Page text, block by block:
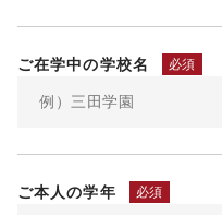
ご在学中の学校名 必須
ご本人の学年 必須